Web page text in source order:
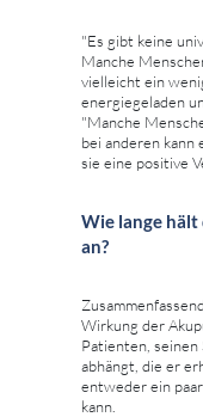
"Es gibt keine
Manche
vielleicht ein
energiegeladen
"Manche
bei anderen kann
sie eine positive
Wie lange
an?
Wirkung der
Patienten, seinen
abhängt, die er
entweder ein
kann.